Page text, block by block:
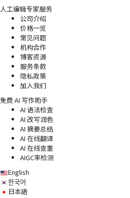
人工编辑专家服务
公司介绍
价格一览
常见问题
机构合作
博客资源
服务条款
隐私政策
加入我们
免费 AI 写作助手
AI 语法检查
AI 改写润色
AI 摘要总结
AI 在线翻译
AI 在线查重
AIGC率检测
English
한국어
日本語